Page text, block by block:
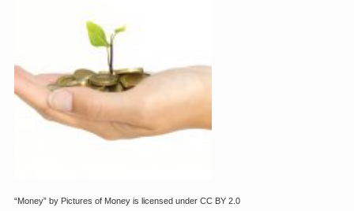
“Money” by Pictures of Money is licensed under CC BY 2.0